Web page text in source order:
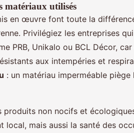
matériaux utilisés
en œuvre font toute la
Privilégiez les entreprises
PRB, Unikalo ou BCL Décor,
aux intempéries et
: un matériau imperméable piège
produits non nocifs et
local, mais aussi la santé des